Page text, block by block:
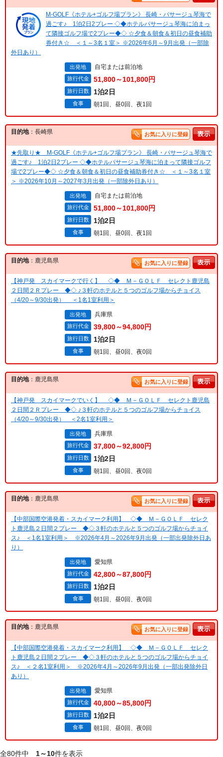
M-GOLF《ホテル+ゴルフ場プラン》 長崎・パサージュ琴海で
過ごす♪ 1泊2日2プレー ◇◆ホテルパサージュ琴海に泊まっ
て隣接ゴルフ場で2プレー◆◇ ☆夕食＆朝食＆初日の昼食補助
券付き☆ ＜１～3名１室＞ ※2026年6月～9月出発（一部除
外日あり）
出発地 自宅または前泊地
旅行代金 51,800～101,800円
旅行日数 1泊2日
食事 朝1回、昼0回、夜1回
目的地：長崎県 お気に入りに登録
★先取り★ M-GOLF《ホテル+ゴルフ場プラン》 長崎・パサージュ琴海で
過ごす♪ 1泊2日2プレー ◇◆ホテルパサージュ琴海に泊まって隣接ゴルフ
場で2プレー◆◇ ☆夕食＆朝食＆初日の昼食補助券付き☆ ＜１～3名１室
＞ ※2026年10月～2027年3月出発（一部除外日あり）
出発地 自宅または前泊地
旅行代金 51,800～101,800円
旅行日数 1泊2日
食事 朝1回、昼0回、夜1回
目的地：鹿児島県 お気に入りに登録
【神戸発 スカイマークで行く】 ◇◆ Ｍ－ＧＯＬＦ セレクト鹿児島
２日間２Ｒプレー ◆◇ ♪３軒のホテルと５つのゴルフ場からチョイス
（4/20～9/30出発） ＜1名1室利用＞
出発地 兵庫県
旅行代金 39,800～94,800円
旅行日数 1泊2日
食事 朝1回、昼0回、夜0回
目的地：鹿児島県 お気に入りに登録
【神戸発 スカイマークでいく】 ◇◆ Ｍ－ＧＯＬＦ セレクト鹿児島
２日間２Ｒプレー ◆◇ ♪３軒のホテルと５つのゴルフ場からチョイス
（4/20～9/30出発） ＜2名1室利用＞
出発地 兵庫県
旅行代金 37,800～92,800円
旅行日数 1泊2日
食事 朝1回、昼0回、夜0回
目的地：鹿児島県 お気に入りに登録
【中部国際空港発着・スカイマーク利用】 ◇◆ Ｍ－ＧＯＬＦ セレク
ト鹿児島２日間２プレー ◆◇３軒のホテルと５つのゴルフ場からチョイ
ス♪ ＜1名1室利用＞ ※2026年4月～2026年9月出発（一部出発除外日あ
り）
出発地 愛知県
旅行代金 42,800～87,800円
旅行日数 1泊2日
食事 朝1回、昼0回、夜0回
目的地：鹿児島県 お気に入りに登録
【中部国際空港発着・スカイマーク利用】 ◇◆ Ｍ－ＧＯＬＦ セレク
ト鹿児島２日間２プレー ◆◇３軒のホテルと５つのゴルフ場からチョイ
ス♪ ＜２名1室利用＞ ※2026年4月～2026年9月出発（一部出発除外日
あり）
出発地 愛知県
旅行代金 40,800～85,800円
旅行日数 1泊2日
食事 朝1回、昼0回、夜0回
全80件中 1～10件を表示